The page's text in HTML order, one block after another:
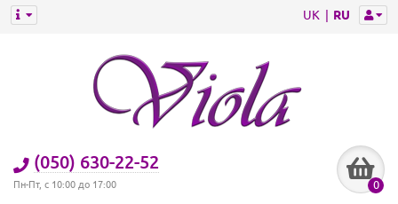
UK RU
(050) 630-22-52
Пн-Пт, с 10:00 до 17:00 0